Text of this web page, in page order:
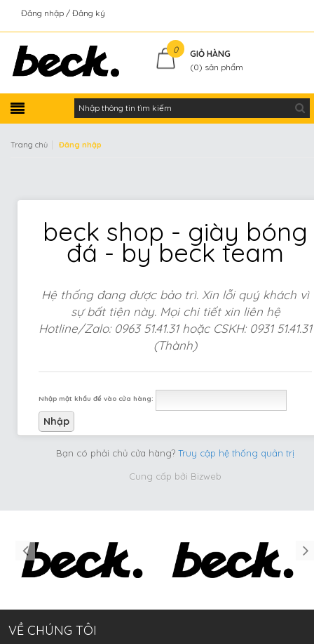
Đăng nhập Đăng ký
0
GIỎ HÀNG
(0) sản phẩm
Trang chủ Đăng nhập
beck shop - giày bóng
đá - by beck team
Hệ thống đang được bảo trì. Xin lỗi quý khách vì
sự bất tiện này. Mọi chi tiết xin liên hệ
Hotline/Zalo: 0963 51.41.31 hoặc CSKH: 0931 51.41.31
(Thành)
Nhập mật khẩu để vào cửa hàng:
Bạn có phải chủ cửa hàng? Truy cập hệ thống quản trị
Cung cấp bởi Bizweb
VỀ CHÚNG TÔI